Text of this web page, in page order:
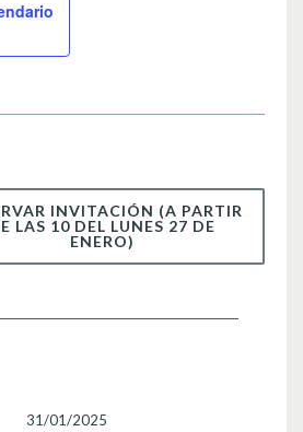
p
ar
INVITACIÓN (A PARTIR
LAS 10 DEL LUNES 27 DE
ENERO)
31/01/2025